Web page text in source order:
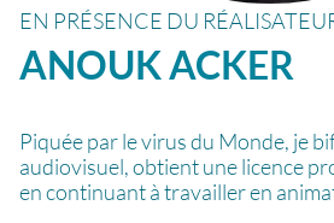
EN PRÉSENCE DU
ANOUKACKER
Piquée par le virus du Monde, je
audiovisuel, obtient une licence
en continuant à travailler en